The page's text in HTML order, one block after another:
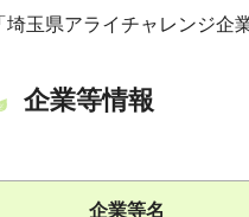
埼玉県アライチャレンジ企
企業等情報
企業等名